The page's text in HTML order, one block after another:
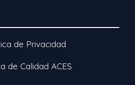
de Privacidad
de Calidad ACES